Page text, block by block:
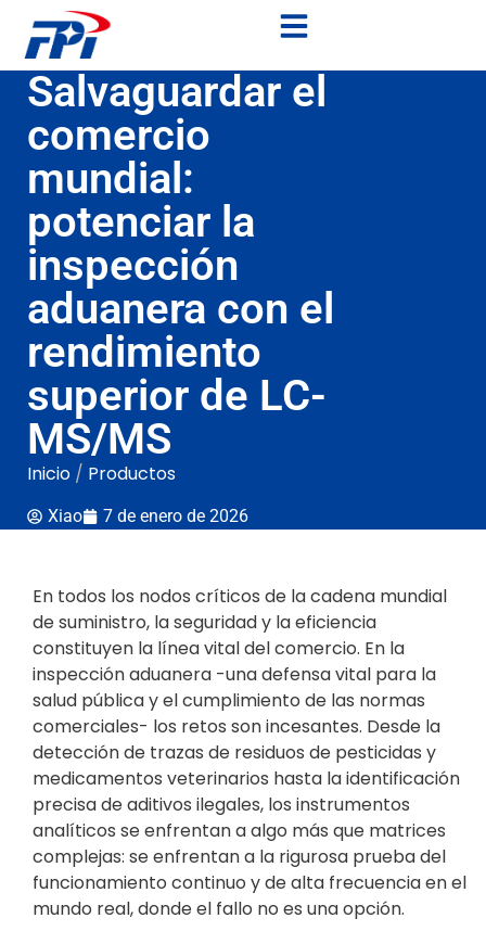
Salvaguardar el
comercio
mundial:
potenciar la
inspección
aduanera con el
rendimiento
superior de LC-
MS/MS
Inicio / Productos
Xiao 7 de enero de 2026
En todos los nodos críticos de la cadena mundial
de suministro, la seguridad y la eficiencia
constituyen la línea vital del comercio. En la
inspección aduanera -una defensa vital para la
salud pública y el cumplimiento de las normas
comerciales- los retos son incesantes. Desde la
detección de trazas de residuos de pesticidas y
medicamentos veterinarios hasta la identificación
precisa de aditivos ilegales, los instrumentos
analíticos se enfrentan a algo más que matrices
complejas: se enfrentan a la rigurosa prueba del
funcionamiento continuo y de alta frecuencia en el
mundo real, donde el fallo no es una opción.